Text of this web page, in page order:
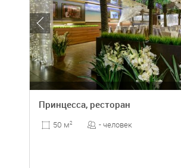
Принцесса, ресторан
50 м2 - человек